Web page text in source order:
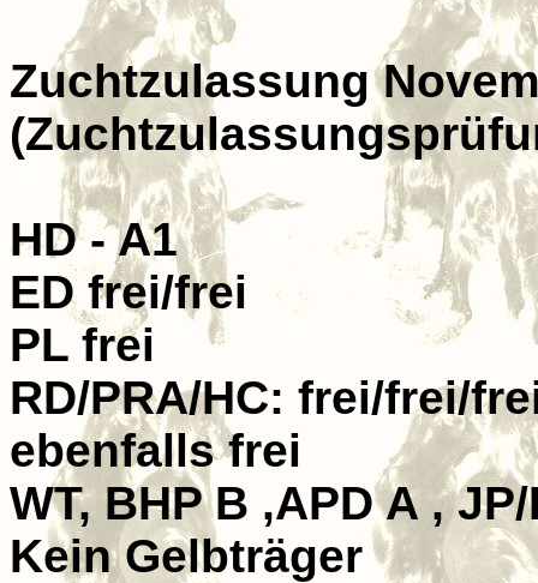
Zuchtzulassung
HD - A1
ED frei/frei
PL frei
RD/PRA/HC: frei/frei/
ebenfalls frei
WT, BHP B ,APD A , JP/
Kein Gelbträger